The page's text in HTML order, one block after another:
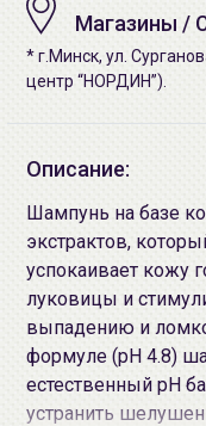
Магазины /
* г.Минск, ул.
центр “НОРДИН”).
Описание:
Шампунь на базе
экстрактов,
успокаивает кожу
луковицы и
выпадению и
формуле (pH 4.8)
естественный pH
устранить